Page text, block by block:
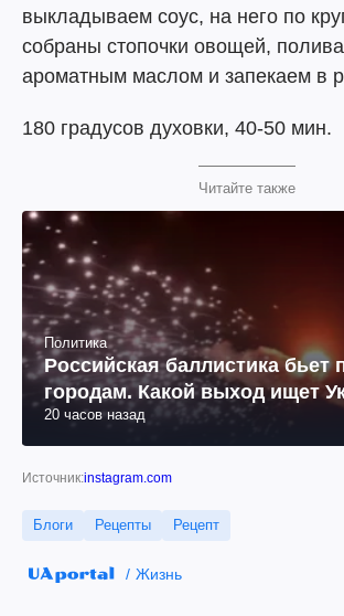
выкладываем соус, на него по
собраны стопочки овощей,
ароматным маслом и запекаем в
180 градусов духовки, 40-50 мин.
Читайте также
Политика
Российская баллистика бьет
городам. Какой выход ищет
20 часов назад
Источник:instagram.com
Блоги Рецепты Рецепт
Жизнь